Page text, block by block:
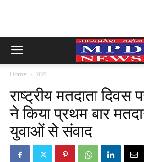
Home राज्य
राष्ट्रीय मतदाता दिवस
ने किया प्रथम बार
युवाओं से संवाद